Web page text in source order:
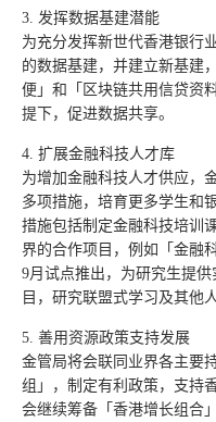
3. 发挥数据基建潜能
为充分发挥新世代香港银行
的数据基建，并建立新基建
便」和「区块链共用信贷资
提下，促进数据共享。
4. 扩展金融科技人才库
为增加金融科技人才供应，
多项措施，培育更多学生和
措施包括制定金融科技培训
界的合作项目，例如「金融
9月试点推出，为研究生提
目，研究联盟式学习及其他
5. 善用资源政策支持发展
金管局将会联同业界各主要
组」，制定有利政策，支持
会继续筹备「香港增长组合